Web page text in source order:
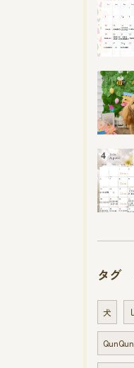
タグ
犬
QunQun